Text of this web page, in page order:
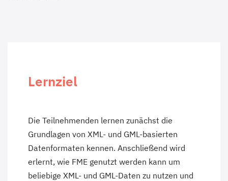
Lernziel
Die Teilnehmenden lernen zunächst die
Grundlagen von XML- und GML-basierten
Datenformaten kennen. Anschließend wird
erlernt, wie FME genutzt werden kann um
beliebige XML- und GML-Daten zu nutzen und